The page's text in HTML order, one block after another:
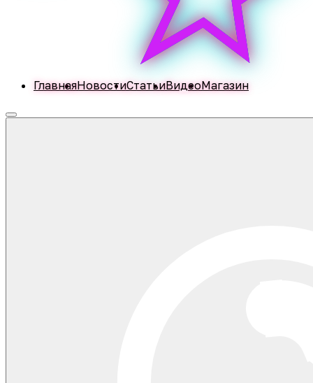
ГлавнаяНовостиСтатьиВидеоМагазин